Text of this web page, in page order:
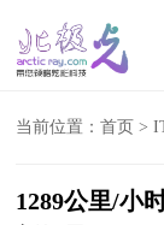
当前位置：首页 >
1289公里/小